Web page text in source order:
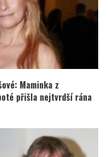
Maminka z
přišla nejtvrdší rána